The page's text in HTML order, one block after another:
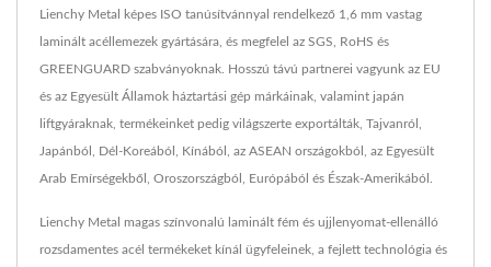
Lienchy Metal képes ISO tanúsítvánnyal rendelkező 1,6 mm vastag
laminált acéllemezek gyártására, és megfelel az SGS, RoHS és
GREENGUARD szabványoknak. Hosszú távú partnerei vagyunk az EU
és az Egyesült Államok háztartási gép márkáinak, valamint japán
liftgyáraknak, termékeinket pedig világszerte exportálták, Tajvanról,
Japánból, Dél-Koreából, Kínából, az ASEAN országokból, az Egyesült
Arab Emírségekből, Oroszországból, Európából és Észak-Amerikából.
Lienchy Metal magas színvonalú laminált fém és ujjlenyomat-ellenálló
rozsdamentes acél termékeket kínál ügyfeleinek, a fejlett technológia és